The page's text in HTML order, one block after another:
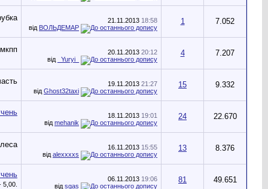
21.11.2013 18:58
від ВОЛЬДЕМАР
1 7.052
20.11.2013 20:12
від
_Yuryi_
4 7.207
19.11.2013 21:27
від Ghost32taxi
15 9.332
18.11.2013 19:01
від mehanik
24 22.670
16.11.2013 15:55
від alexxxxs
13 8.376
06.11.2013 19:06
від sgas
81 49.651